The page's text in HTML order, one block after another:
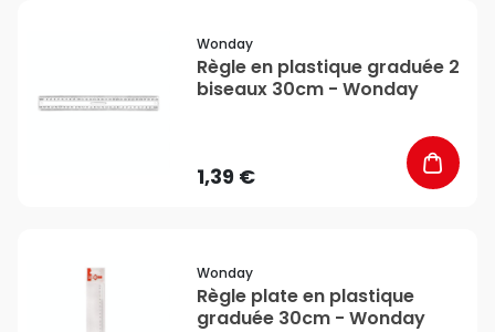
Wonday
Règle en plastique graduée 2
biseaux 30cm - Wonday
1,39 €
Wonday
Règle plate en plastique
graduée 30cm - Wonday